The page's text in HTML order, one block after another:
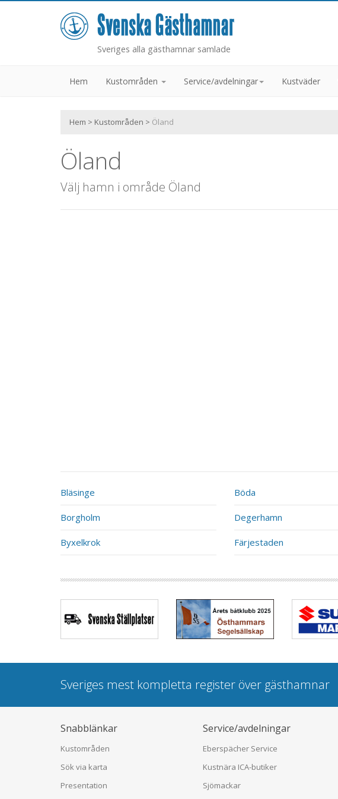
Sveriges alla gästhamnar samlade
Hem Kustområden Service/avdelningar Kustväder
Hem > Kustområden > Öland
Öland
Välj hamn i område Öland
Bläsinge
Borgholm
Byxelkrok
Böda
Degerhamn
Färjestaden
Sveriges mest kompletta register över gästhamnar
Snabblänkar
Kustområden
Sök via karta
Presentation
Service/avdelningar
Eberspächer Service
Kustnära ICA-butiker
Sjömackar